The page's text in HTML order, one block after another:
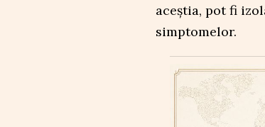
aceștia, pot fi
simptomelor.